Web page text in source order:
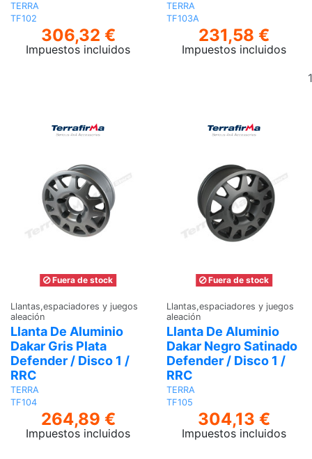
TERRA
TF102
306,32 €
Impuestos incluidos
TERRA
TF103A
231,58 €
Impuestos incluidos
Fuera de stock
Llantas,espaciadores y juegos
aleación
Llanta De Aluminio
Dakar Gris Plata
Defender / Disco 1 /
RRC
TERRA
TF104
264,89 €
Impuestos incluidos
Fuera de stock
Llantas,espaciadores y juegos
aleación
Llanta De Aluminio
Dakar Negro Satinado
Defender / Disco 1 /
RRC
TERRA
TF105
304,13 €
Impuestos incluidos